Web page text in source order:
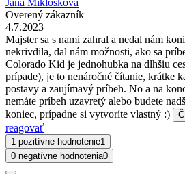
Jana Miklošková
Overený zákazník
4.7.2023
Majster sa s nami zahral a nedal nám
nekrivdila, dal nám možnosti, ako sa
Colorado Kid je jednohubka na dlhšiu
prípade), je to nenáročné čítanie, krátke
postavy a zaujímavý príbeh. No a na
nemáte príbeh uzavretý alebo budete
koniec, prípadne si vytvoríte vlastný :)
reagovať
1 pozitívne hodnotenie1
0 negatívne hodnotenia0